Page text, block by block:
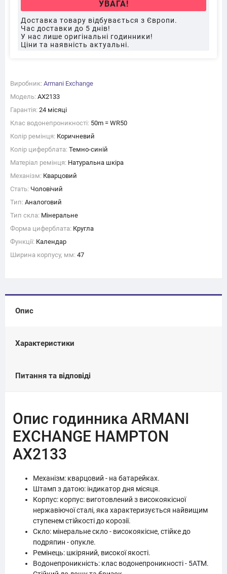
УВАГА!
Доставка товару відбувається з Європи.
Час доставки до 5 днів!
У нас лише оригінальні годинники!
Ціни та наявність актуальні.
Виробник: Armani Exchange
Модель: AX2133
Гарантія: 24 місяці
Клас водонепроникності: 50m = WR50
Колір ремінця: Коричневий
Колір циферблата: Темно-синій
Матеріал ремінця: Натуральна шкіра
Механізм: Кварцовий
Стать: Чоловічий
Тип: Аналоговий
Тип скла: Мінеральне
Форма циферблата: Кругла
Функції: Календар
Ширина корпусу, мм: 47
Опис
Характеристики
Питання та відповіді
Опис годинника ARMANI
EXCHANGE HAMPTON
AX2133
Механізм: кварцовий - на батарейках.
Штамп з датою: індикатор дня місяця.
Корпус: корпус: виготовлений з високоякісної
нержавіючої сталі, яка характеризується найвищим
ступенем стійкості до корозії.
Скло: мінеральне скло - високоякісне, стійке до
подряпин - опукле.
Ремінець: шкіряний, високої якості.
Водонепроникність: клас водонепроникності - 5АТМ.